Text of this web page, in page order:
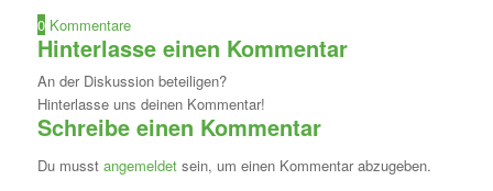
0 Kommentare
Hinterlasse einen Kommentar
An der Diskussion beteiligen?
Hinterlasse uns deinen Kommentar!
Schreibe einen Kommentar
Du musst angemeldetsein, um einen Kommentar abzugeben.